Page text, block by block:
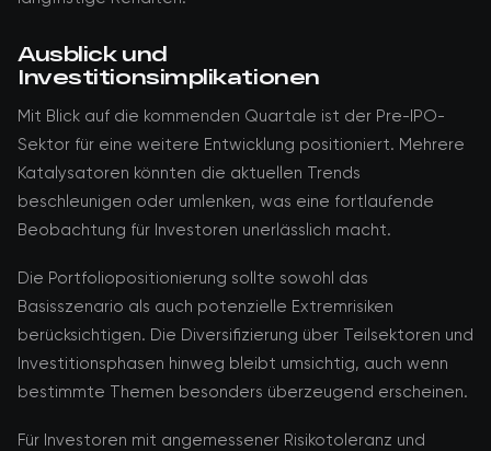
Ausblick und
Investitionsimplikationen
Mit Blick auf die kommenden Quartale ist der Pre-IPO-
Sektor für eine weitere Entwicklung positioniert. Mehrere
Katalysatoren könnten die aktuellen Trends
beschleunigen oder umlenken, was eine fortlaufende
Beobachtung für Investoren unerlässlich macht.
Die Portfoliopositionierung sollte sowohl das
Basisszenario als auch potenzielle Extremrisiken
berücksichtigen. Die Diversifizierung über Teilsektoren und
Investitionsphasen hinweg bleibt umsichtig, auch wenn
bestimmte Themen besonders überzeugend erscheinen.
Für Investoren mit angemessener Risikotoleranz und